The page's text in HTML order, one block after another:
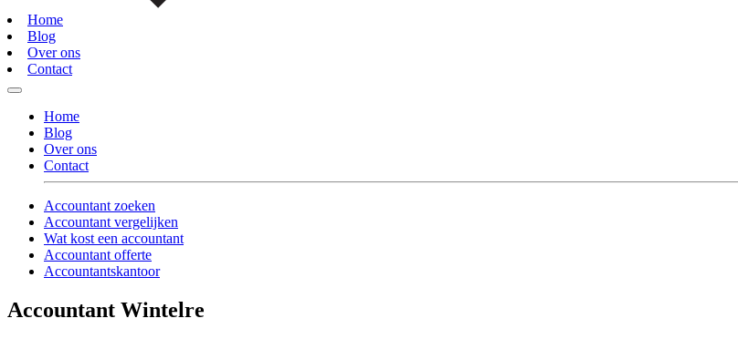
Home
Blog
Over ons
Contact
Home
Blog
Over ons
Contact
Accountant zoeken
Accountant vergelijken
Wat kost een accountant
Accountant offerte
Accountantskantoor
Accountant Wintelre